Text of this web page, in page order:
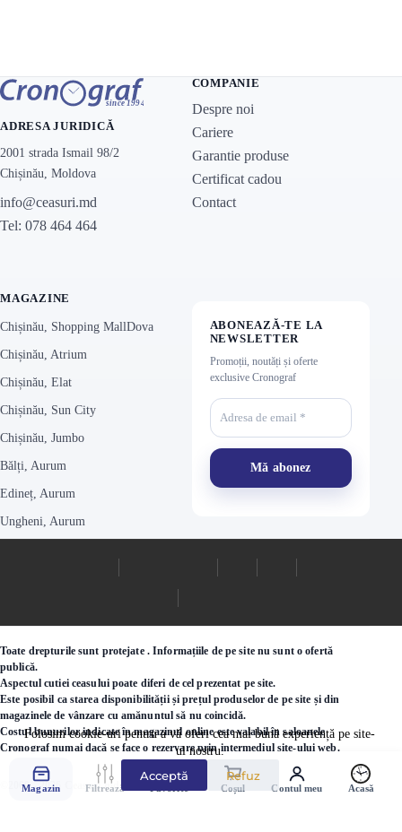
Folosim cookie-uri pentru a vă oferi cea mai bună experiență pe site-
ul nostru.
Acceptă Refuz
ADRESA JURIDICĂ
2001 strada Ismail 98/2
Chișinău, Moldova
info@ceasuri.md
Tel: 078 464 464
COMPANIE
Despre noi
Cariere
Garantie produse
Certificat cadou
Contact
MAGAZINE
Chișinău, Shopping MallDova
Chișinău, Atrium
Chișinău, Elat
Chișinău, Sun City
Chișinău, Jumbo
Bălți, Aurum
Edineț, Aurum
Ungheni, Aurum
ABONEAZĂ-TE LA
NEWSLETTER
Promoții, noutăți și oferte
exclusive Cronograf
Toate drepturile sunt protejate . Informațiile de pe site nu sunt o ofertă
publică.
Aspectul cutiei ceasului poate diferi de cel prezentat pe site.
Este posibil ca starea disponibilității și prețul produselor de pe site și din
magazinele de vânzare cu amănuntul să nu coincidă.
Costul bunurilor indicate în magazinul online este valabil în saloanele
Cronograf numai dacă se face o rezervare prin intermediul site-ului web.
©2000 - 2026 Ceasuri.md
Magazin Filtrează Coșul Contul meu Acasă